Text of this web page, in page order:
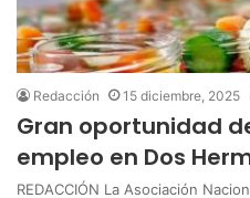
Redacción 15 diciembre, 2025
Gran oportunidad
empleo en Dos
REDACCIÓN La Asociación